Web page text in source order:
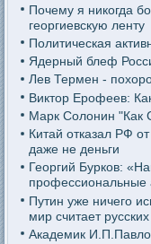
Почему я никогда
георгиевскую ленту
Политическая
Ядерный блеф
Лев Термен -
Виктор Ерофеев:
Марк Солонин "Как
Китай отказал РФ
даже не деньги
Георгий Бурков:
профессиональные
Путин уже ничего
мир считает
Академик